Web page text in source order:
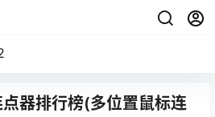
器排行榜(多位置鼠标连